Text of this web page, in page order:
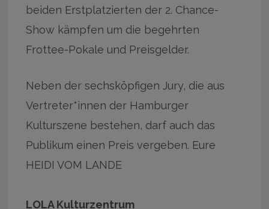
beiden Erstplatzierten der 2. Chance-
Show kämpfen um die begehrten
Frottee-Pokale und Preisgelder.
Neben der sechsköpfigen Jury, die aus
Vertreter*innen der Hamburger
Kulturszene bestehen, darf auch das
Publikum einen Preis vergeben. Eure
HEIDI VOM LANDE
LOLA Kulturzentrum